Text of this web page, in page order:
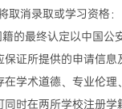
取消录取或学习资格：
籍的最终认定以中国
保证所提供的申请信
在学术道德、专业伦
同时在两所学校注册